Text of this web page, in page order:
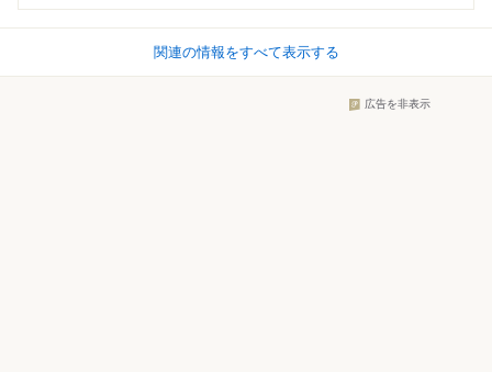
関連の情報をすべて表示する
広告を非表示